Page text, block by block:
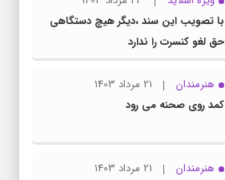
با تصویب این سند ،دیگر هیچ دستگاهی
حق لغو کنسرت را ندارد
هنرمندان
21 مرداد 1403
کمد روی صحنه می رود
هنرمندان
21 مرداد 1403